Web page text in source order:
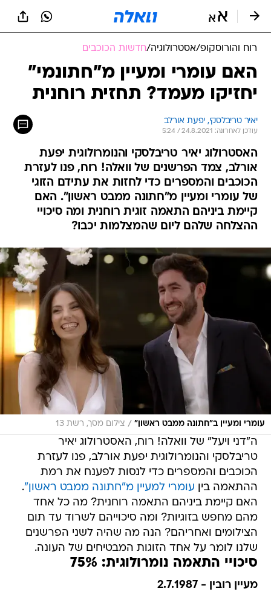
רוח והורוסקופ/אסטרולוגיה/חדשות הכוכבים
האם עומרי ומעיין מ"חתונמי"
יחזיקו מעמד? תחזית רוחנית
יאיר טריבלסקי, יפעת אורלב
עודכן לאחרונה: 24.8.2021 / 5:24
האסטרולוג יאיר טריבלסקי והנומרולוגית יפעת
אורלב, צמד הפרשנים של וואלה! רוח, פנו לעזרת
הכוכבים והמספרים כדי לחזות את עתידם הזוגי
של עומרי ומעיין מ"חתונה ממבט ראשון". האם
קיימת ביניהם התאמה זוגית רוחנית ומה סיכויי
ההצלחה שלהם ליום שהמצלמות יכבו?
עומרי ומעיין ב"חתונה ממבט ראשון" / צילום מסך, רשת 13
ה"דני ויעל" של וואלה! רוח, האסטרולוג יאיר
טריבלסקי והנומרולוגית יפעת אורלב, פנו לעזרת
הכוכבים והמספרים כדי לנסות לפענח את רמת
ההתאמה בין עומרי למעיין מ"חתונה ממבט ראשון".
האם קיימת ביניהם התאמה רוחנית? מה כל אחד
מהם מחפש בזוגיות? ומה סיכוייהם לשרוד עד תום
הצילומים ואחריהם? הנה מה שהיה לשני הפרשנים
שלנו לומר על אחד הזוגות המבטיחים של העונה.
סיכויי התאמה נומרולוגית: 75%
מעיין רובין - 2.7.1987